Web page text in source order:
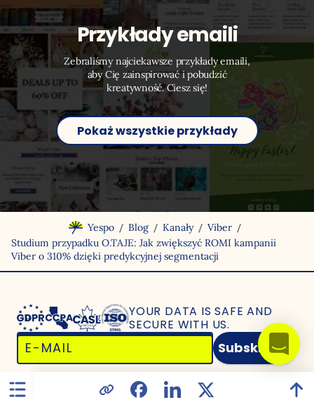
Przykłady emaili
Zebraliśmy najciekawsze przykłady emaili,
aby Cię zainspirować i pobudzić
kreatywność. Ciesz się!
Pokaż wszystkie przykłady
Yespo / Blog / Kanały / Viber /
Studium przypadku O.TAJE: Jak zwiększyć ROMI kampanii
Viber o 310% dzięki predykcyjnej segmentacji
YOUR DATA IS SAFE AND
SECURE WITH US.
Subskrybuj
Rozwiązanie